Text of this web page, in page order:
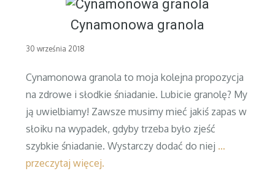
Cynamonowa granola
Posted
30 września 2018
Cynamonowa granola to moja kolejna propozycja
na zdrowe i słodkie śniadanie. Lubicie granolę? My
ją uwielbiamy! Zawsze musimy mieć jakiś zapas w
słoiku na wypadek, gdyby trzeba było zjeść
szybkie śniadanie. Wystarczy dodać do niej …
przeczytaj więcej.